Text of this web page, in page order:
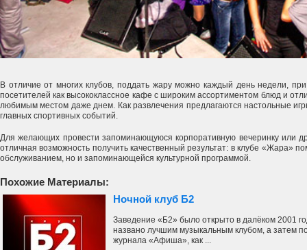
В отличие от многих клубов, поддать жару можно каждый день недели,
посетителей как высококлассное кафе с широким ассортиментом блюд и
любимым местом даже днем. Как развлечения предлагаются настольные
главных спортивных событий.
Для желающих провести запоминающуюся корпоративную вечеринку или
отличная возможность получить качественный результат: в клубе «Жара»
обслуживанием, но и запоминающейся культурной программой.
Похожие Материалы:
Ночной клуб Б2
Заведение «Б2» было открыто в далёком 2001
названо лучшим музыкальным клубом, а затем
журнала «Афиша», как ...